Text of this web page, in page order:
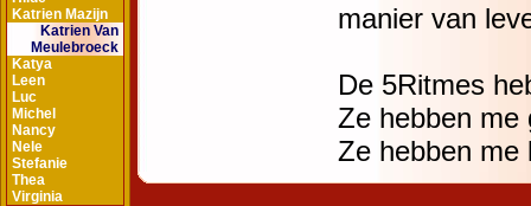
Katrien Mazijn
Katrien Van
Meulebroeck
Katya
Leen
Luc
Michel
Nancy
Nele
Stefanie
Thea
Virginia